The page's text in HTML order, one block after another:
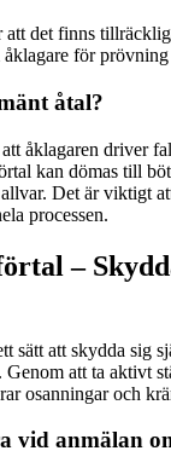
att det finns
för
åtal?
åklagaren driver
kan dömas till
Det är viktigt
processen.
–
sätt att skydda sig
Genom att ta aktivt
osanningar och
vid anmälan